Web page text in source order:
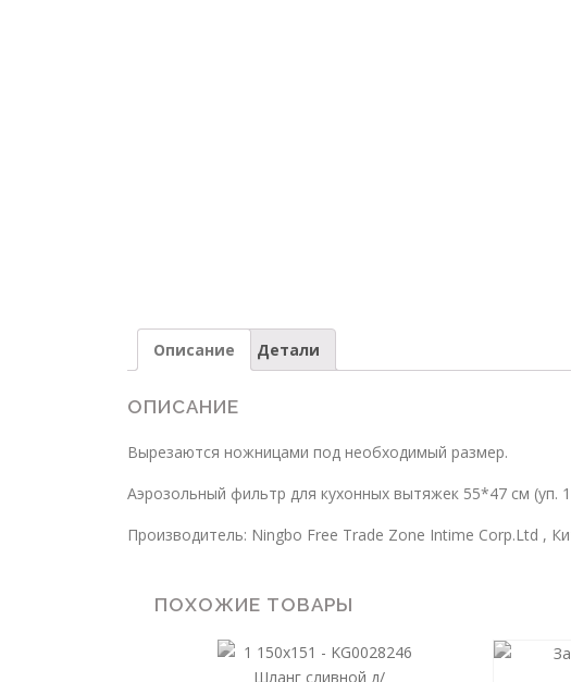
Описание Детали
ОПИСАНИЕ
Вырезаются ножницами под необходимый размер.
Аэрозольный фильтр для кухонных вытяжек 55*47 см (уп.
Производитель: Ningbo Free Trade Zone Intime Corp.Ltd ,
ПОХОЖИЕ ТОВАРЫ